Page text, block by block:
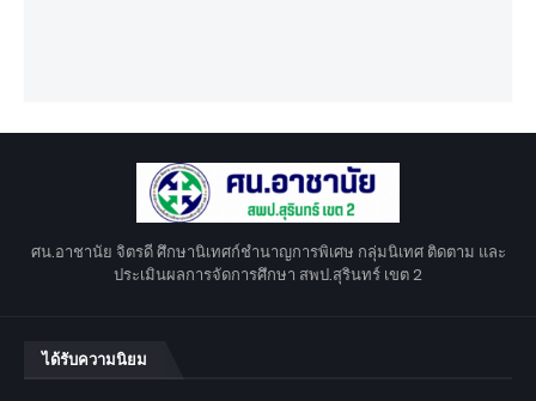
ศน.อาชานัย จิตรดี ศึกษานิเทศก์ชำนาญการพิเศษ กลุ่มนิเทศ ติดตาม และ
ประเมินผลการจัดการศึกษา สพป.สุรินทร์ เขต 2
ได้รับความนิยม